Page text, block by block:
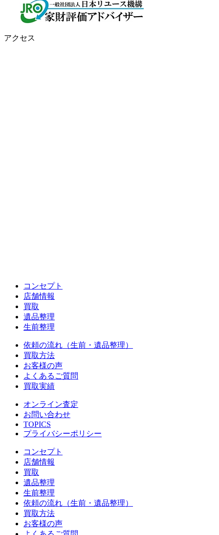
アクセス
コンセプト
店舗情報
買取
遺品整理
生前整理
依頼の流れ（生前・遺品整理）
買取方法
お客様の声
よくあるご質問
買取実績
オンライン査定
お問い合わせ
TOPICS
プライバシーポリシー
コンセプト
店舗情報
買取
遺品整理
生前整理
依頼の流れ（生前・遺品整理）
買取方法
お客様の声